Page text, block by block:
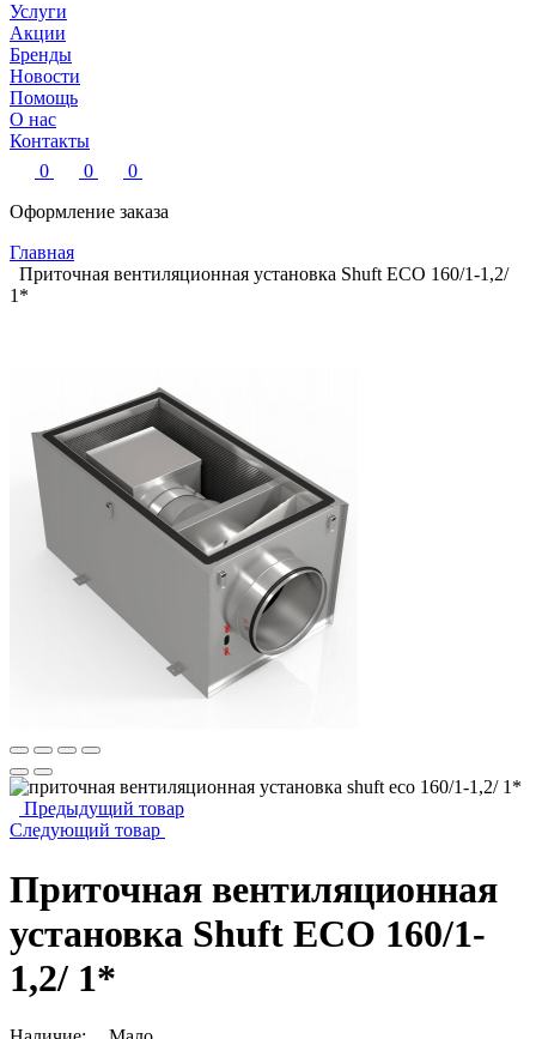
Услуги
Акции
Бренды
Новости
Помощь
О нас
Контакты
0
0
0
Оформление заказа
Главная
Приточная вентиляционная установка Shuft ECO 160/1-1,2/
1*
Предыдущий товар
Следующий товар
Приточная вентиляционная
установка Shuft ECO 160/1-
1,2/ 1*